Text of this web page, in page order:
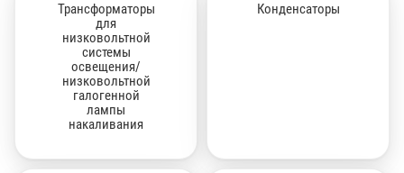
Трансформаторы
для
низковольтной
системы
освещения/
низковольтной
галогенной
лампы
накаливания
Конденсаторы